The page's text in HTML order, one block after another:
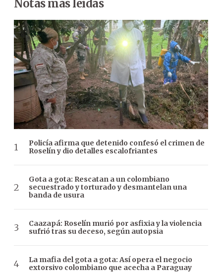
Notas más leídas
Policía afirma que detenido confesó el crimen de
Roselín y dio detalles escalofriantes
Gota a gota: Rescatan a un colombiano
secuestrado y torturado y desmantelan una
banda de usura
Caazapá: Roselín murió por asfixia y la violencia
sufrió tras su deceso, según autopsia
La mafia del gota a gota: Así opera el negocio
extorsivo colombiano que acecha a Paraguay